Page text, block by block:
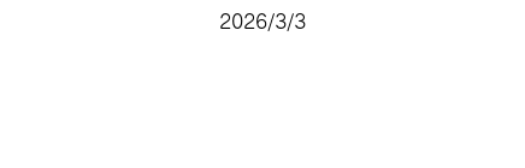
2026/3/3